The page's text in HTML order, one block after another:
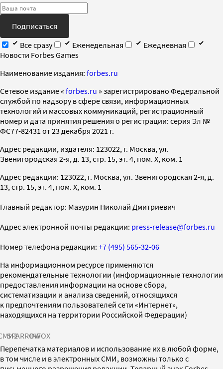
Подписаться
Все сразу
Еженедельная
Ежедневная
Новости Forbes Games
Наименование издания: forbes.ru
Cетевое издание « forbes.ru » зарегистрировано Федеральной
службой по надзору в сфере связи, информационных
технологий и массовых коммуникаций, регистрационный
номер и дата принятия решения о регистрации: серия Эл №
ФС77-82431 от 23 декабря 2021 г.
Адрес редакции, издателя: 123022, г. Москва, ул.
Звенигородская 2-я, д. 13, стр. 15, эт. 4, пом. X, ком. 1
Адрес редакции: 123022, г. Москва, ул. Звенигородская 2-я, д.
13, стр. 15, эт. 4, пом. X, ком. 1
Главный редактор: Мазурин Николай Дмитриевич
Адрес электронной почты редакции: press-release@forbes.ru
Номер телефона редакции: +7 (495) 565-32-06
На информационном ресурсе применяются
рекомендательные технологии (информационные технологии
предоставления информации на основе сбора,
систематизации и анализа сведений, относящихся
к предпочтениям пользователей сети «Интернет»,
находящихся на территории Российской Федерации)
SPARROWINFOX
Перепечатка материалов и использование их в любой форме,
в том числе и в электронных СМИ, возможны только с